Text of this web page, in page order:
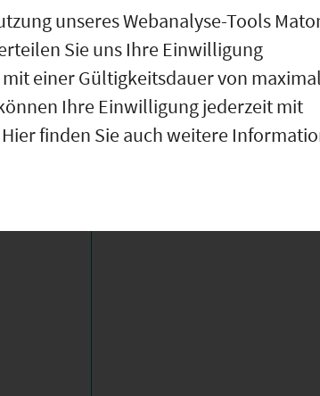
unseres Webanalyse-Tools
Sie uns Ihre Einwilligung
einer Gültigkeitsdauer von
Ihre Einwilligung jederzeit mit
finden Sie auch weitere